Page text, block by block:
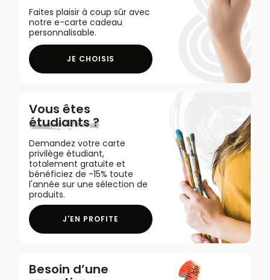
Faites plaisir à coup sûr avec
notre e-carte cadeau
personnalisable.
JE CHOISIS
Vous êtes
étudiants ?
Demandez votre carte
privilège étudiant,
totalement gratuite et
bénéficiez de -15% toute
l'année sur une sélection de
produits.
J'EN PROFITE
Besoin d’une